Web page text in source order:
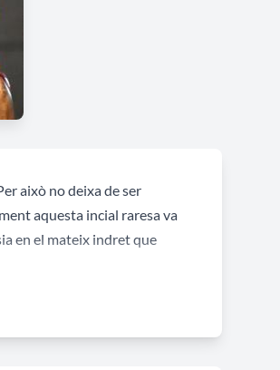
això no deixa de ser
aquesta incial raresa va
en el mateix indret que
com romànica per alguns